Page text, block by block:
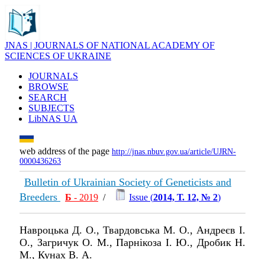
JNAS | JOURNALS OF NATIONAL ACADEMY OF
SCIENCES OF UKRAINE
JOURNALS
BROWSE
SEARCH
SUBJECTS
LibNAS UA
web address of the page http://jnas.nbuv.gov.ua/article/UJRN-
0000436263
Bulletin of Ukrainian Society of Geneticists and
Breeders
Б - 2019 / Issue (2014, Т. 12, № 2)
Навроцька Д. О., Твардовська М. О., Андреєв І.
О., Загричук О. М., Парнікоза І. Ю., Дробик Н.
М., Кунах В. А.